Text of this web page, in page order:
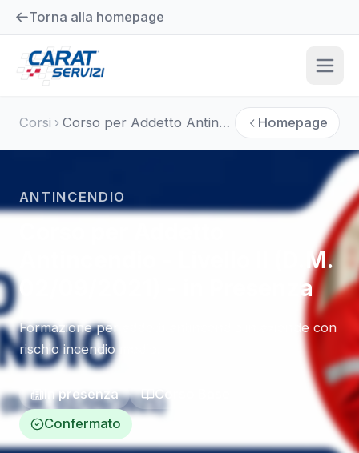
Torna alla homepage
Corsi Corso per Addetto Antincendio - Livello II (D.M. 02/09/2021) - in Presenza Homepage
ANTINCENDIO
Antincendio - Livello II (D.M.
02/09/2021) - in Presenza
Formazione per addetti antincendio in aziende con
rischio incendio medio.
In presenza
Corso Base
Confermato